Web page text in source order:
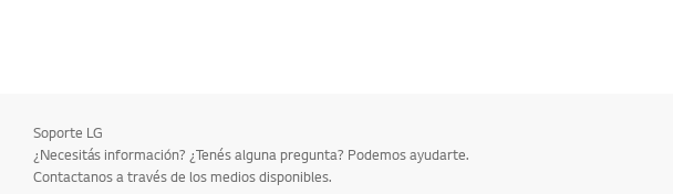
Soporte LG
¿Necesitás información? ¿Tenés alguna pregunta? Podemos ayudarte.
Contactanos a través de los medios disponibles.